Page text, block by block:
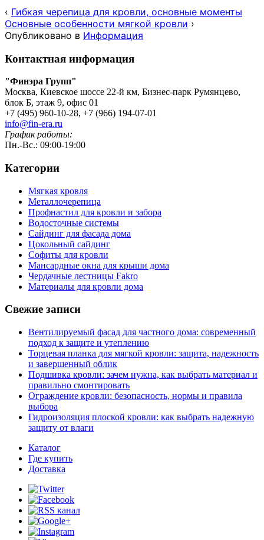
‹ Гибкая черепица для кровли, основные моменты
Основные особенности мягкой кровли ›
Опубликовано в Информация
Контактная информация
"Финэра Групп"
Москва, Киевское шоссе 22-й км, Бизнес-парк Румянцево,
блок Б, этаж 9, офис 01
+7 (495) 960-10-28, +7 (966) 194-07-01
info@fin-era.ru
График работы:
Пн.-Вс.: 09:00-19:00
Категории
Мягкая кровля
Металлочерепица
Профнастил для кровли и забора
Водосточные системы
Сайдинг для фасада дома
Цокольный сайдинг
Софиты для кровли
Мансардные окна для крыши дома
Чердачные лестницы Fakro
Материалы для кровли дома
Свежие записи
Вентилируемый фасад для частного дома: современный
подход к защите и утеплению
Торцевая планка для мягкой кровли: защита, надежность
и завершенный облик
Подшивка кровли: зачем нужна, как выбрать материал и
правильно смонтировать
Ограждение кровли: безопасность, нормы и правила
выбора
Гидроизоляция плоской кровли: как выбрать надежную
защиту от влаги
Каталог
Где купить
Доставка